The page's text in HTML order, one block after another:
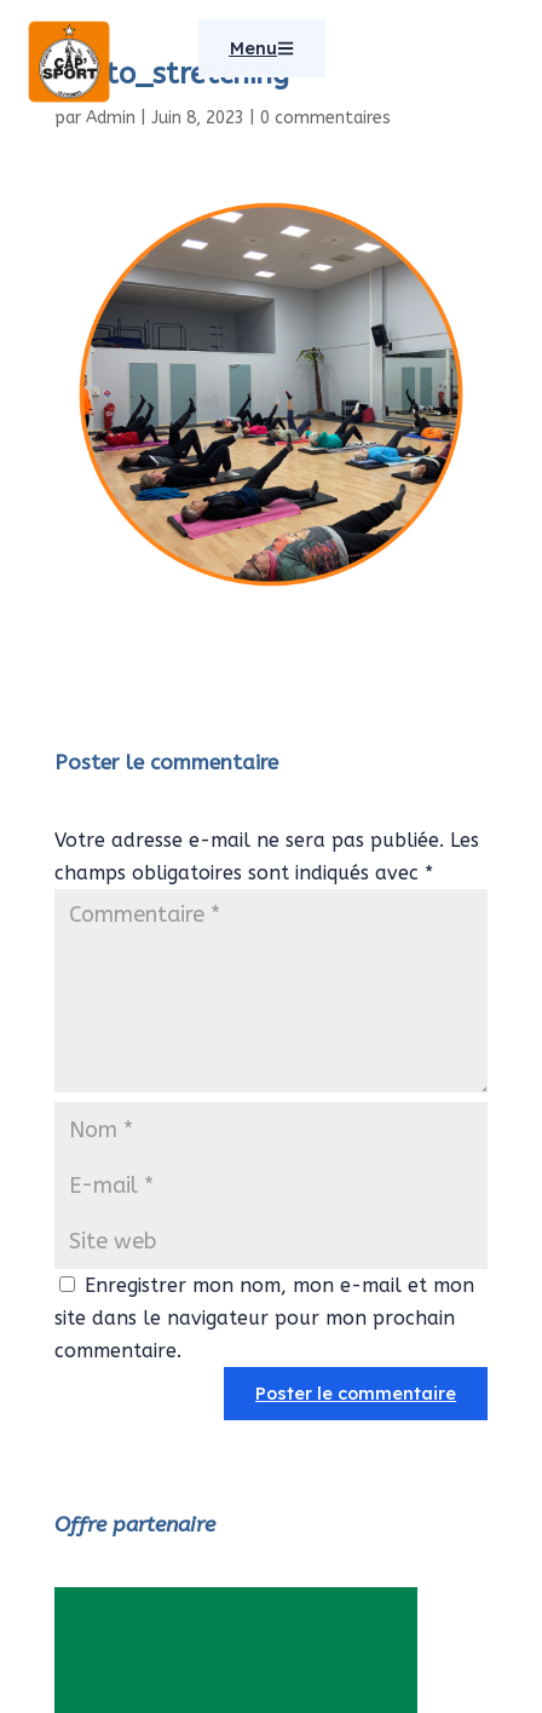
Menu
photo_stretching
par Admin Juin 8, 2023 0 commentaires
Poster le commentaire
Votre adresse e-mail ne sera pas publiée. Les
champs obligatoires sont indiqués avec *
Enregistrer mon nom, mon e-mail et mon
site dans le navigateur pour mon prochain
commentaire.
Offre partenaire